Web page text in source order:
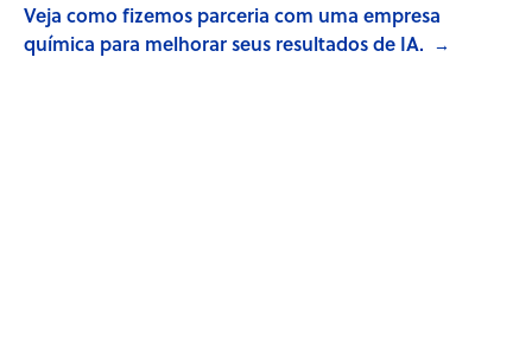
Veja como fizemos parceria com uma empresa
química para melhorar seus resultados de IA. →